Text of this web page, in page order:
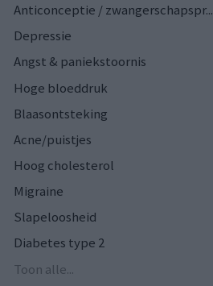
Anticonceptie / zwangerschapspr...
Depressie
Angst & paniekstoornis
Hoge bloeddruk
Blaasontsteking
Acne/puistjes
Hoog cholesterol
Migraine
Slapeloosheid
Diabetes type 2
Toon alle...